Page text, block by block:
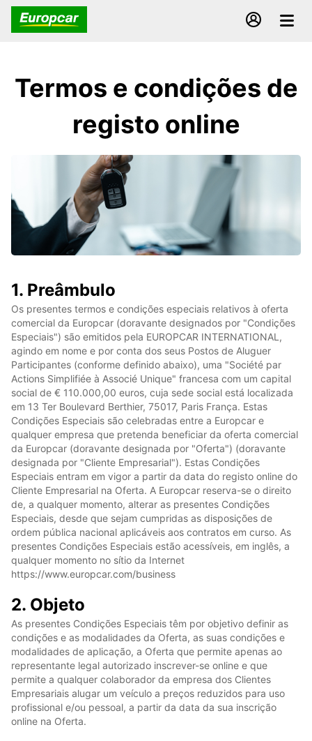
Termos e condições de
registo online
1. Preâmbulo
Os presentes termos e condições especiais relativos à oferta
comercial da Europcar (doravante designados por "Condições
Especiais") são emitidos pela EUROPCAR INTERNATIONAL,
agindo em nome e por conta dos seus Postos de Aluguer
Participantes (conforme definido abaixo), uma "Société par
Actions Simplifiée à Associé Unique" francesa com um capital
social de € 110.000,00 euros, cuja sede social está localizada
em 13 Ter Boulevard Berthier, 75017, Paris França. Estas
Condições Especiais são celebradas entre a Europcar e
qualquer empresa que pretenda beneficiar da oferta comercial
da Europcar (doravante designada por "Oferta") (doravante
designada por "Cliente Empresarial"). Estas Condições
Especiais entram em vigor a partir da data do registo online do
Cliente Empresarial na Oferta. A Europcar reserva-se o direito
de, a qualquer momento, alterar as presentes Condições
Especiais, desde que sejam cumpridas as disposições de
ordem pública nacional aplicáveis aos contratos em curso. As
presentes Condições Especiais estão acessíveis, em inglês, a
qualquer momento no sítio da Internet
https://www.europcar.com/business
2. Objeto
As presentes Condições Especiais têm por objetivo definir as
condições e as modalidades da Oferta, as suas condições e
modalidades de aplicação, a Oferta que permite apenas ao
representante legal autorizado inscrever-se online e que
permite a qualquer colaborador da empresa dos Clientes
Empresariais alugar um veículo a preços reduzidos para uso
profissional e/ou pessoal, a partir da data da sua inscrição
online na Oferta.